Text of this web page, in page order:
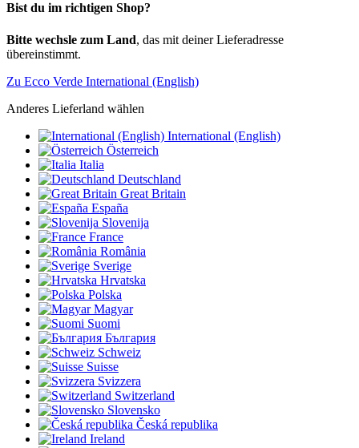
Bist du im richtigen Shop?
Bitte wechsle zum Land, das mit deiner Lieferadresse
übereinstimmt.
Zu Ecco Verde International (English)
Anderes Lieferland wählen
International (English)
Österreich
Italia
Deutschland
Great Britain
España
Slovenija
France
România
Sverige
Hrvatska
Polska
Magyar
Suomi
България
Schweiz
Suisse
Svizzera
Switzerland
Slovensko
Česká republika
Ireland